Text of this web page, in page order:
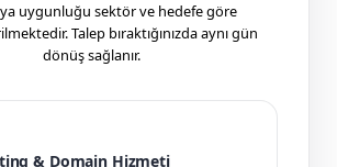
uygunluğu sektör ve hedefe göre
Talep bıraktığınızda aynı gün
dönüş sağlanır.
& Domain Hizmeti